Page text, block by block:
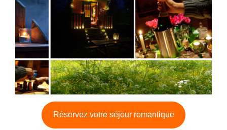
Réservez votre séjour romantique